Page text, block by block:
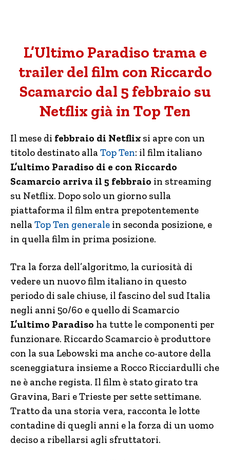
L’Ultimo Paradiso trama e
trailer del film con Riccardo
Scamarcio dal 5 febbraio su
Netflix già in Top Ten
Il mese di febbraio di Netflix si apre con un
titolo destinato allaTop Ten: il film italiano
L’ultimo Paradiso di e con Riccardo
Scamarcio arriva il 5 febbraio in streaming
su Netflix. Dopo solo un giorno sulla
piattaforma il film entra prepotentemente
nellaTop Ten generale in seconda posizione, e
in quella film in prima posizione.
Tra la forza dell’algoritmo, la curiosità di
vedere un nuovo film italiano in questo
periodo di sale chiuse, il fascino del sud Italia
negli anni 50/60 e quello di Scamarcio
L’ultimo Paradiso ha tutte le componenti per
funzionare. Riccardo Scamarcio è produttore
con la sua Lebowski ma anche co-autore della
sceneggiatura insieme a Rocco Ricciardulli che
ne è anche regista. Il film è stato girato tra
Gravina, Bari e Trieste per sette settimane.
Tratto da una storia vera, racconta le lotte
contadine di quegli anni e la forza di un uomo
deciso a ribellarsi agli sfruttatori.